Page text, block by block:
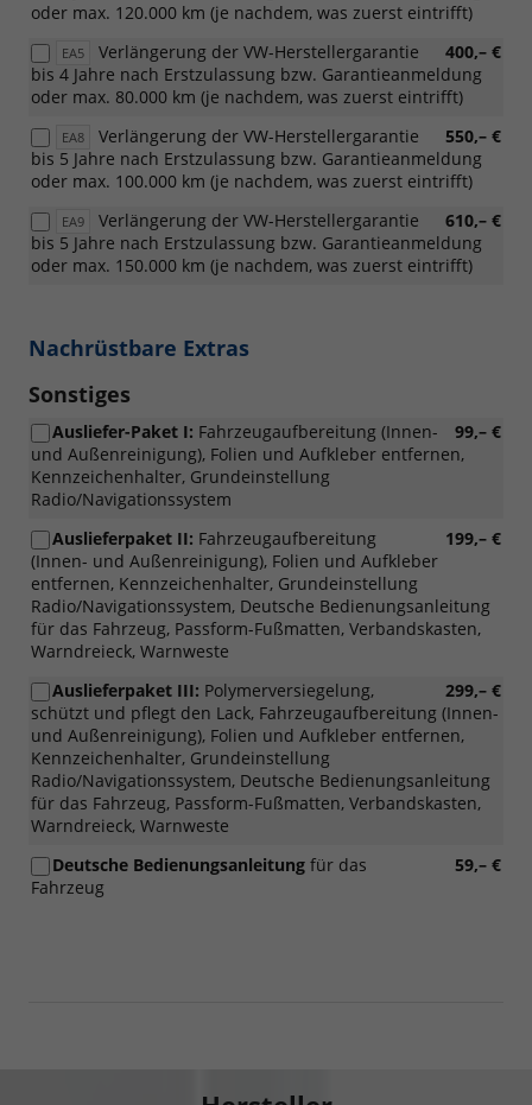
oder max. 120.000 km (je nachdem, was zuerst eintrifft)
EA5 400,– €
Verlängerung der VW-Herstellergarantie
bis 4 Jahre nach Erstzulassung bzw. Garantieanmeldung
oder max. 80.000 km (je nachdem, was zuerst eintrifft)
EA8 550,– €
Verlängerung der VW-Herstellergarantie
bis 5 Jahre nach Erstzulassung bzw. Garantieanmeldung
oder max. 100.000 km (je nachdem, was zuerst eintrifft)
EA9 610,– €
Verlängerung der VW-Herstellergarantie
bis 5 Jahre nach Erstzulassung bzw. Garantieanmeldung
oder max. 150.000 km (je nachdem, was zuerst eintrifft)
Nachrüstbare Extras
Sonstiges
99,– €
Ausliefer-Paket I: Fahrzeugaufbereitung (Innen-
und Außenreinigung), Folien und Aufkleber entfernen,
Kennzeichenhalter, Grundeinstellung
Radio/Navigationssystem
199,– €
Auslieferpaket II: Fahrzeugaufbereitung
(Innen- und Außenreinigung), Folien und Aufkleber
entfernen, Kennzeichenhalter, Grundeinstellung
Radio/Navigationssystem, Deutsche Bedienungsanleitung
für das Fahrzeug, Passform-Fußmatten, Verbandskasten,
Warndreieck, Warnweste
299,– €
Auslieferpaket III: Polymerversiegelung,
schützt und pflegt den Lack, Fahrzeugaufbereitung (Innen-
und Außenreinigung), Folien und Aufkleber entfernen,
Kennzeichenhalter, Grundeinstellung
Radio/Navigationssystem, Deutsche Bedienungsanleitung
für das Fahrzeug, Passform-Fußmatten, Verbandskasten,
Warndreieck, Warnweste
59,– €
Deutsche Bedienungsanleitung für das
Fahrzeug